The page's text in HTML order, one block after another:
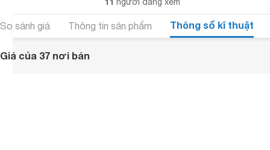
So sánh giá Thông tin sản phẩm Thông số kĩ thuật
Giá của 37 nơi bán